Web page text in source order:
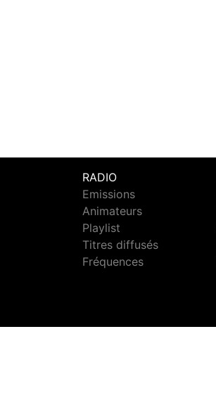
RADIO
Emissions
Animateurs
Playlist
Titres diffusés
Fréquences